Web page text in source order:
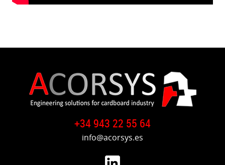
+34 943 22 55 64
info@acorsys.es